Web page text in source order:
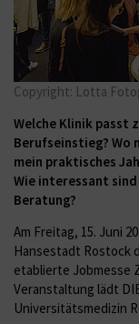
Copyright: Lotta
Welche Klinik passt
Berufseinstieg? Wo
mein praktisches
Wie interessant
Beratung?
Am Freitag, 15. Juni
Hansestadt Rostock
etablierte Jobmesse
Veranstaltung lädt
Universitätsmedizin